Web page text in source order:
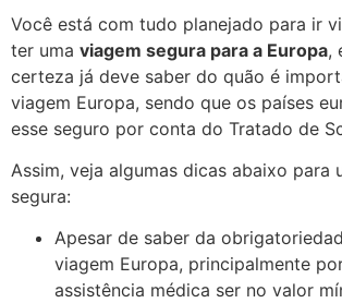
Você está com tudo planejado para ir
ter uma viagem segura para a Europa,
certeza já deve saber do quão é
viagem Europa, sendo que os países
esse seguro por conta do Tratado de
Assim, veja algumas dicas abaixo para
segura:
Apesar de saber da
viagem Europa, principalmente
assistência médica ser no valor